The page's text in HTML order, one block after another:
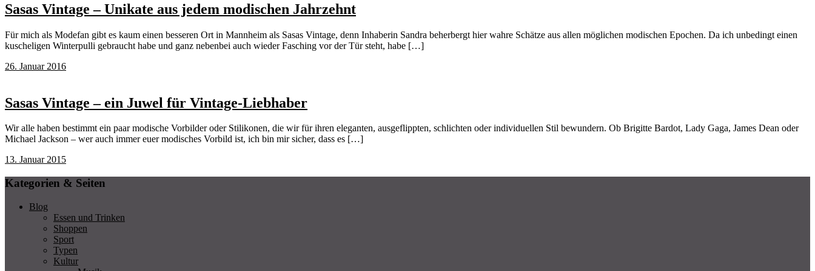
Sasas Vintage – Unikate aus jedem modischen Jahrzehnt
Für mich als Modefan gibt es kaum einen besseren Ort in Mannheim als Sasas Vintage, denn Inhaberin Sandra beherbergt hier wahre Schätze aus allen möglichen modischen Epochen. Da ich unbedingt einen
kuscheligen Winterpulli gebraucht habe und ganz nebenbei auch wieder Fasching vor der Tür steht, habe […]
26. Januar 2016
Sasas Vintage – ein Juwel für Vintage-Liebhaber
Wir alle haben bestimmt ein paar modische Vorbilder oder Stilikonen, die wir für ihren eleganten, ausgeflippten, schlichten oder individuellen Stil bewundern. Ob Brigitte Bardot, Lady Gaga, James Dean oder
Michael Jackson – wer auch immer euer modisches Vorbild ist, ich bin mir sicher, dass es […]
13. Januar 2015
Kategorien & Seiten
Blog
Essen und Trinken
Shoppen
Sport
Typen
Kultur